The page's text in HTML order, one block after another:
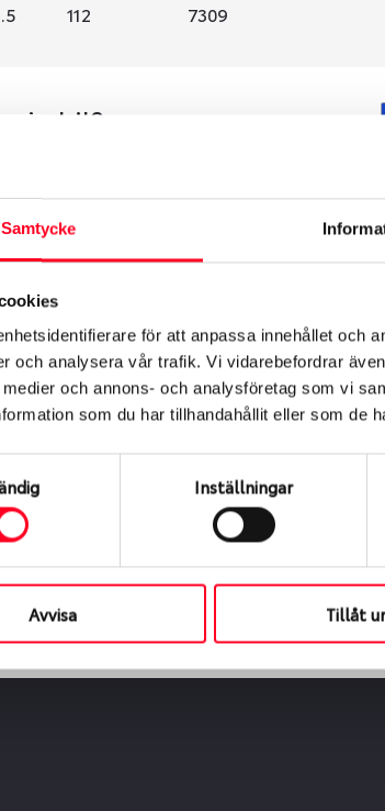
Samtycke
för att anpassa innehållet och
och analysera vår trafik. Vi vidarebefordrar
och annons- och analysföretag som vi
som du har tillhandahållit eller som de
Inställningar
Avvisa Tillåt
112 7309
bil?
att se om den fälg du valt passar din
extra gång så att däck och fälg har
kan fälgen ha bytts ut under årens lopp
som bilen hade ut från fabrik.
fälgar hos oss levereras de direkt till
du datum och tid för upphämtning